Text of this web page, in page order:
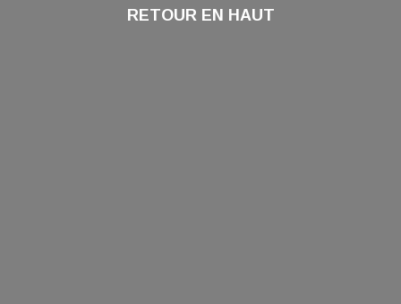
RETOUR EN HAUT